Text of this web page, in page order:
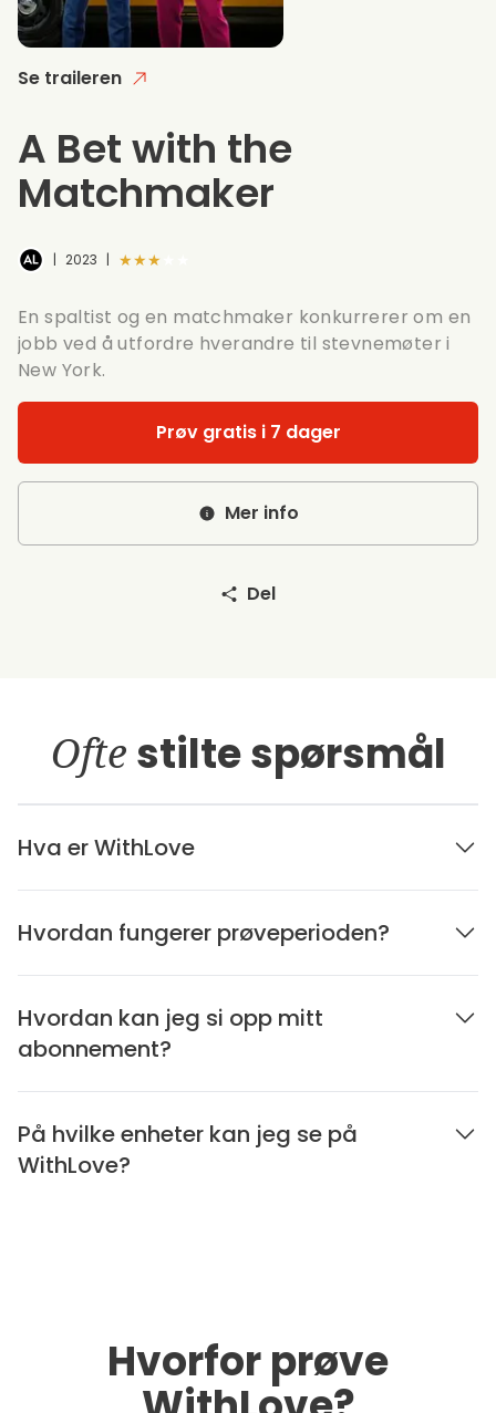
Se traileren
A Bet with the
Matchmaker
| 2023 | ★★★★★
En spaltist og en matchmaker konkurrerer om en
jobb ved å utfordre hverandre til stevnemøter i
New York.
Prøv gratis i 7 dager
Mer info
Del
Ofte stilte spørsmål
Hva er WithLove
Hvordan fungerer prøveperioden?
Hvordan kan jeg si opp mitt
abonnement?
På hvilke enheter kan jeg se på
WithLove?
Hvorfor prøve